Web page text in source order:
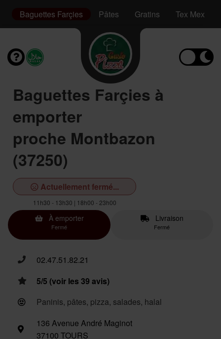
Baguettes Farçies Pâtes Gratins Tex Mex
Baguettes Farçies à
emporter
proche Montbazon
(37250)
Actuellement fermé...
11h30 - 13h30 | 18h00 - 23h00
À emporter
Fermé
Livraison
Fermé
02.47.51.82.21
5/5 (voir les 39 avis)
Paninis, pâtes, pizza, salades, halal
136 Avenue André Maginot
37100 TOURS